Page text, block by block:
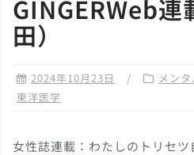
GINGERWeb連
田）
2024年10月23日 メン
東洋医学
女性誌連載：わたしのトリセ